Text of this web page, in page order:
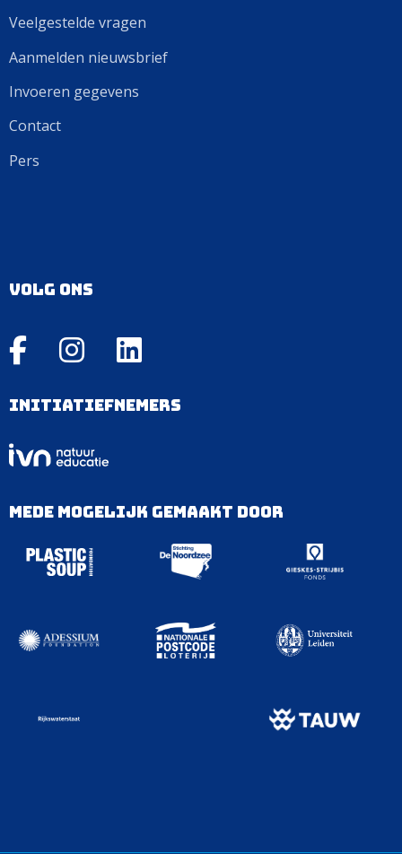
Veelgestelde vragen
Aanmelden nieuwsbrief
Invoeren gegevens
Contact
Pers
Volg ons
Initiatiefnemers
Mede mogelijk gemaakt door